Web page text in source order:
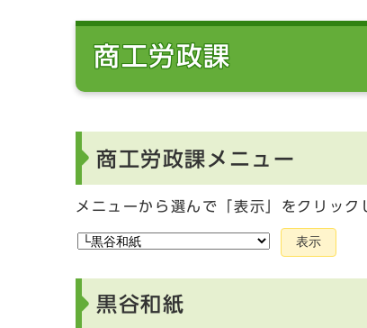
商工労政課
商工労政課メニュー
メニューから選んで「表示」をクリック
表示
黒谷和紙